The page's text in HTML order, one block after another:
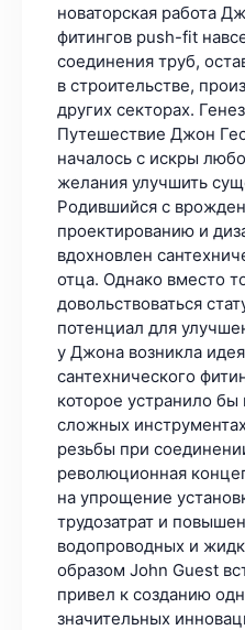
новаторская работа
фитингов push-fit
соединения труб,
в строительстве,
других секторах.
Путешествие Джон
началось с искры
желания улучшить
Родившийся с
проектированию и
вдохновлен
отца. Однако вместо
довольствоваться
потенциал для
у Джона возникла
сантехнического
которое устранило
сложных
резьбы при
революционная
на упрощение
трудозатрат и
водопроводных и
образом John Guest
привел к созданию
значительных